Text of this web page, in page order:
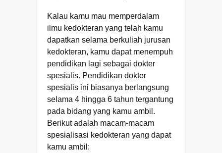
Kalau kamu mau memperdalam
ilmu kedokteran yang telah kamu
dapatkan selama berkuliah jurusan
kedokteran, kamu dapat menempuh
pendidikan lagi sebagai dokter
spesialis. Pendidikan dokter
spesialis ini biasanya berlangsung
selama 4 hingga 6 tahun tergantung
pada bidang yang kamu ambil.
Berikut adalah macam-macam
spesialisasi kedokteran yang dapat
kamu ambil: